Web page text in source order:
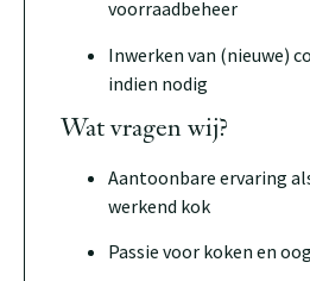
voorraadbeheer
Inwerken van (nieuwe)
indien nodig
Wat vragen wij?
Aantoonbare ervaring
werkend kok
Passie voor koken en